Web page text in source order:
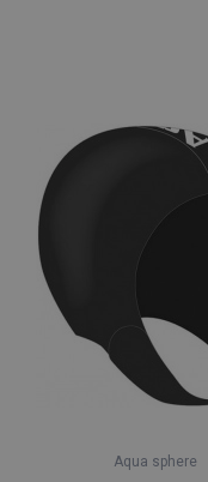
Aqua sphere